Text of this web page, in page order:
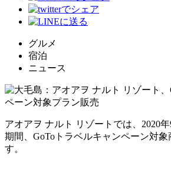
グルメ
宿泊
ニュース
アオアヲ ナルト リゾートでは、2020
期間、GoToトラベルキャンペーン対象
す。